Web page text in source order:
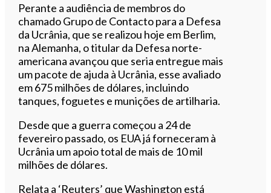
Perante a audiência de membros do
chamado Grupo de Contacto para a Defesa
da Ucrânia, que se realizou hoje em Berlim,
na Alemanha, o titular da Defesa norte-
americana avançou que seria entregue mais
um pacote de ajuda à Ucrânia, esse avaliado
em 675 milhões de dólares, incluindo
tanques, foguetes e munições de artilharia.
Desde que a guerra começou a 24 de
fevereiro passado, os EUA já forneceram à
Ucrânia um apoio total de mais de 10 mil
milhões de dólares.
Relata a ‘Reuters’ que Washington está